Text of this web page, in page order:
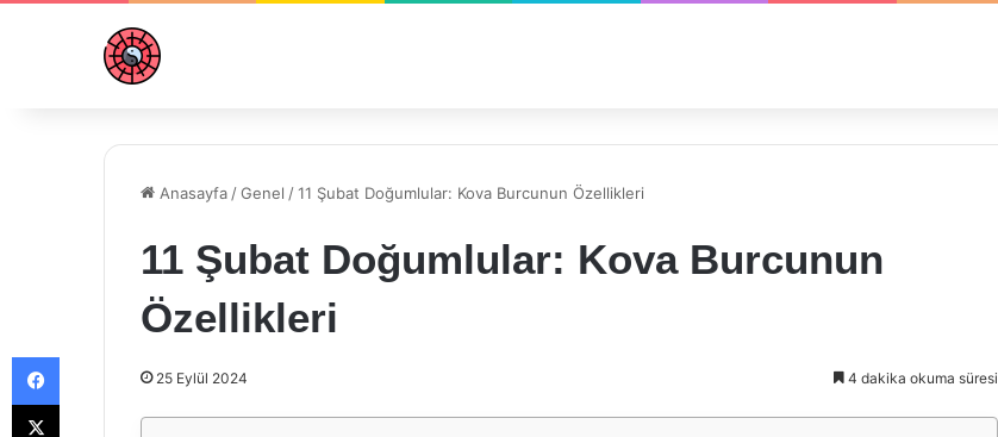
Anasayfa /Genel /11 Şubat Doğumlular: Kova Burcunun Özellikleri
11 Şubat Doğumlular: Kova Burcunun
Özellikleri
25 Eylül 2024 4 dakika okuma süresi
Facebook
X